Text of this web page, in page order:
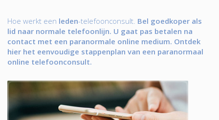
Hoe werkt een leden-telefoonconsult. Bel goedkoper als
lid naar normale telefoonlijn. U gaat pas betalen na
contact met een paranormale online medium. Ontdek
hier het eenvoudige stappenplan van een paranormaal
online telefoonconsult.